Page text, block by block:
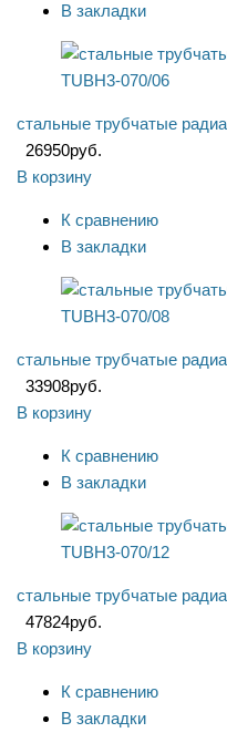
В закладки
стальные трубчатые
26950руб.
В корзину
К сравнению
В закладки
стальные трубчатые
33908руб.
В корзину
К сравнению
В закладки
стальные трубчатые
47824руб.
В корзину
К сравнению
В закладки